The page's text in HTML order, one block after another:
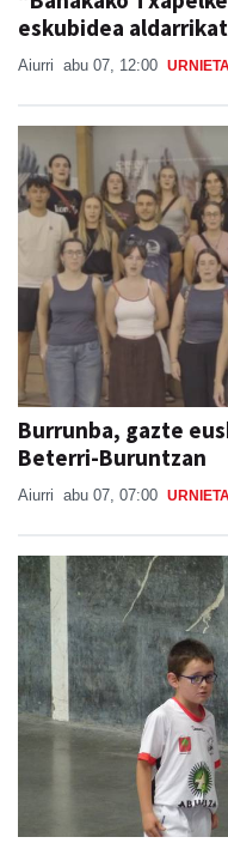
eskubidea
Aiurri abu 07, 12:00
Burrunba, gazte
Beterri-Buruntzan
Aiurri abu 07, 07:00